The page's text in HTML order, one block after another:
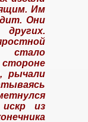
Им
Они
стало
рычали
из